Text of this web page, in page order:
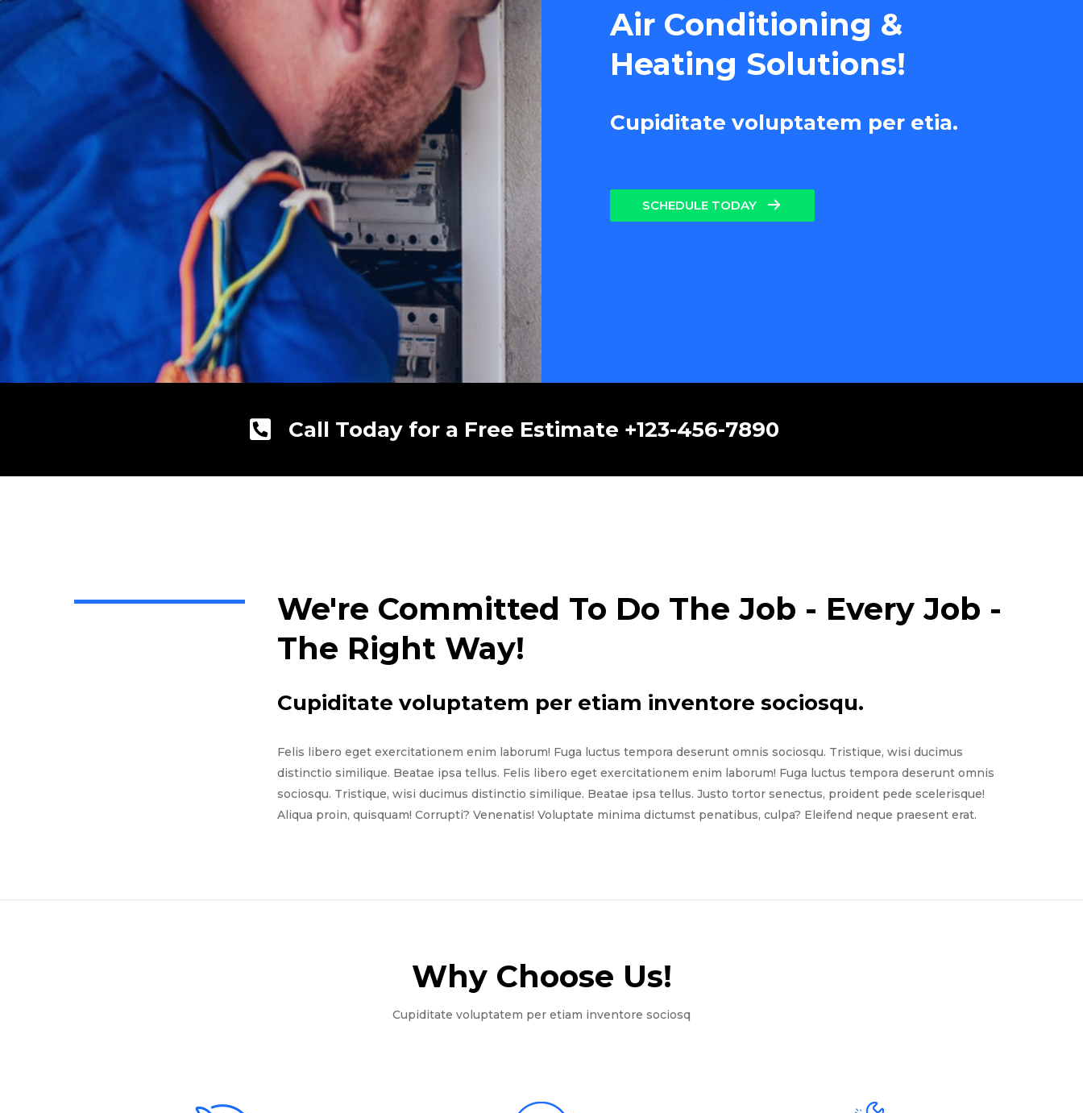
Air Conditioning &
Heating Solutions!
Cupiditate voluptatem per etia.
SCHEDULE TODAY
Call Today for a Free Estimate +123-456-7890
We're Committed To Do The Job - Every Job -
The Right Way!
Cupiditate voluptatem per etiam inventore sociosqu.
Felis libero eget exercitationem enim laborum! Fuga luctus tempora deserunt omnis sociosqu. Tristique, wisi ducimus
distinctio similique. Beatae ipsa tellus. Felis libero eget exercitationem enim laborum! Fuga luctus tempora deserunt omnis
sociosqu. Tristique, wisi ducimus distinctio similique. Beatae ipsa tellus. Justo tortor senectus, proident pede scelerisque!
Aliqua proin, quisquam! Corrupti? Venenatis! Voluptate minima dictumst penatibus, culpa? Eleifend neque praesent erat.
Why Choose Us!​
Cupiditate voluptatem per etiam inventore sociosq